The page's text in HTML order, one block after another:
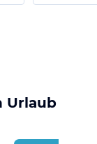
Urlaub